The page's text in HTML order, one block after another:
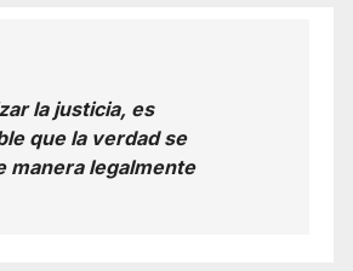
la justicia, es
que la verdad se
manera legalmente